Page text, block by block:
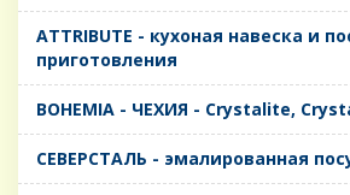
ATTRIBUTE - кухоная навеска и
приготовления
BOHEMIA - ЧЕХИЯ - Crystalite,
CЕВЕРСТАЛЬ - эмалированная